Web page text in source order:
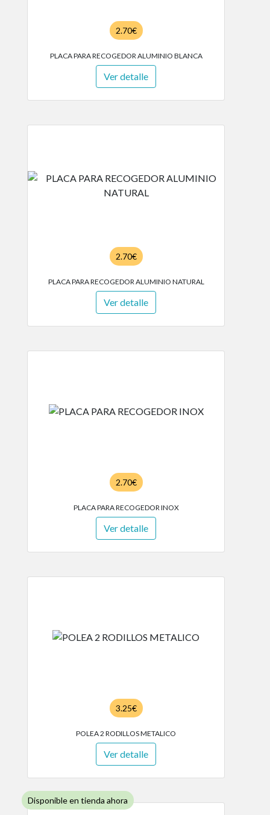
2.70€
PLACA PARA RECOGEDOR ALUMINIO BLANCA
Ver detalle
2.70€
PLACA PARA RECOGEDOR ALUMINIO NATURAL
Ver detalle
2.70€
PLACA PARA RECOGEDOR INOX
Ver detalle
3.25€
POLEA 2 RODILLOS METALICO
Ver detalle
Disponible en tienda ahora